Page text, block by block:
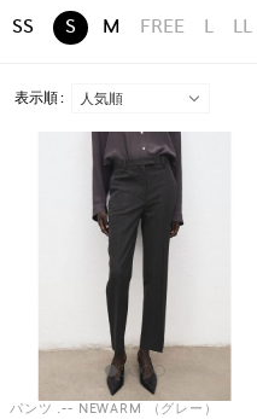
SS S M FREE L LL
表示順 :
パンツ .-- NEWARM （グレー）